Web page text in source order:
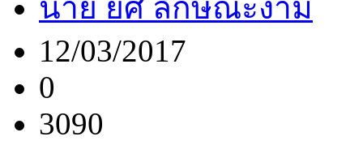
นาย ยศ ลักษณะงาม
12/03/2017
0
3090